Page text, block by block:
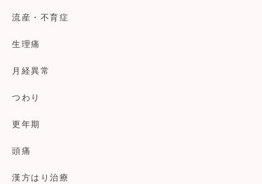
流産・不育症
生理痛
月経異常
つわり
更年期
頭痛
漢方はり治療